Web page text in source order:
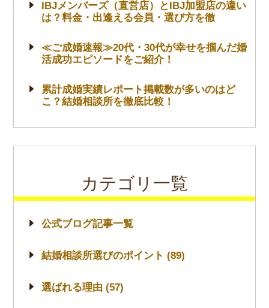
IBJメンバーズ（直営店）とIBJ加盟店の違い
は？料金・出逢える会員・選び方を徹
≪ご成婚速報≫20代・30代が幸せを掴んだ婚
活成功エピソードをご紹介！
累計成婚実績レポート掲載数が多いのはど
こ？結婚相談所を徹底比較！
カテゴリ一覧
公式ブログ記事一覧
結婚相談所選びのポイント (89)
選ばれる理由 (57)